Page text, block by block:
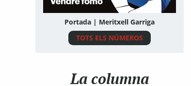
Portada | Meritxell Garriga
TOTS ELS NÚMEROS
La columna